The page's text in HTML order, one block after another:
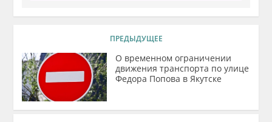
ПРЕДЫДУЩЕЕ
О временном ограничении
движения транспорта по улице
Федора Попова в Якутске